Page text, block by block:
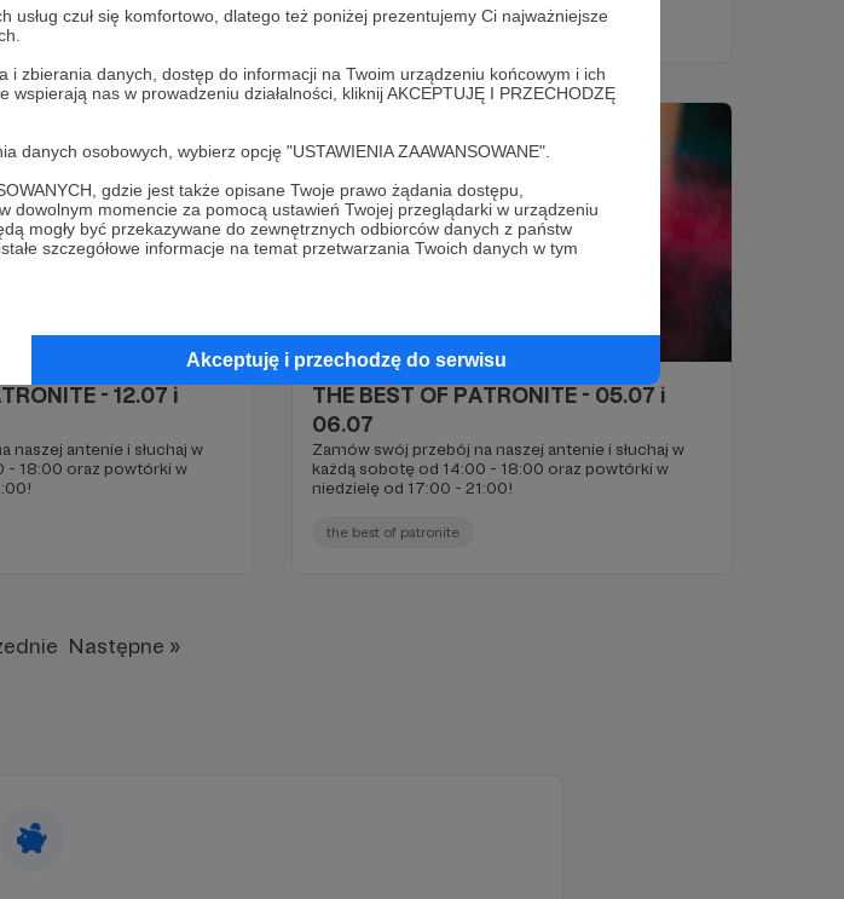
czuł się komfortowo, dlatego też poniżej prezentujemy Ci najważniejsze
zbierania danych, dostęp do informacji na Twoim urządzeniu końcowym i ich
nas w prowadzeniu działalności, kliknij AKCEPTUJĘ I PRZECHODZĘ
osobowych, wybierz opcję "USTAWIENIA ZAAWANSOWANE".
gdzie jest także opisane Twoje prawo żądania dostępu,
momencie za pomocą ustawień Twojej przeglądarki w urządzeniu
mogły być przekazywane do zewnętrznych odbiorców danych z państw
szczegółowe informacje na temat przetwarzania Twoich danych w tym
Akceptuję i przechodzę do serwisu
the best of patronite
- 12.07 i
naszej antenie i słuchaj w
- 18:00 oraz powtórki w
30.06.2025 Komentarze: 13
THE BEST OF PATRONITE - 05.07 i
06.07
Zamów swój przebój na naszej antenie i słuchaj w
każdą sobotę od 14:00 - 18:00 oraz powtórki w
niedzielę od 17:00 - 21:00!
the best of patronite
Następne »